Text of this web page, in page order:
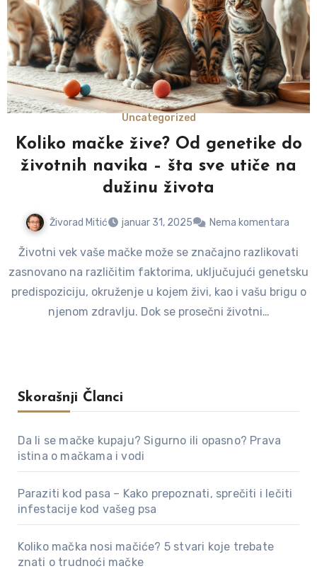
Uncategorized
Koliko mačke žive? Od genetike do
životnih navika – šta sve utiče na
dužinu života
Živorad Mitić januar 31, 2025 Nema komentara
Životni vek vaše mačke može se značajno razlikovati
zasnovano na različitim faktorima, uključujući genetsku
predispoziciju, okruženje u kojem živi, kao i vašu brigu o
njenom zdravlju. Dok se prosečni životni…
Skorašnji Članci
Da li se mačke kupaju? Sigurno ili opasno? Prava
istina o mačkama i vodi
Paraziti kod pasa – Kako prepoznati, sprečiti i lečiti
infestacije kod vašeg psa
Koliko mačka nosi mačiće? 5 stvari koje trebate
znati o trudnoći mačke